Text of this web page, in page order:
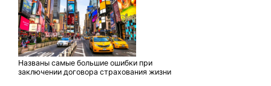
Названы самые большие ошибки при
заключении договора страхования жизни